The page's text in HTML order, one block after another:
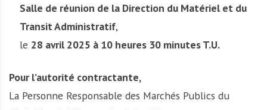
Salle de réunion de la Direction du Matériel et du
Transit Administratif,
le 28 avril 2025 à 10 heures 30 minutes T.U.
Pour l’autorité contractante,
La Personne Responsable des Marchés Publics du